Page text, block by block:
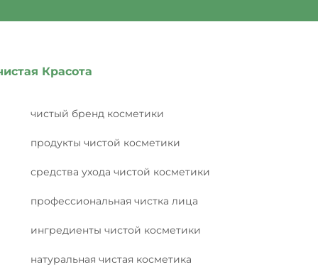
Красота
чистый бренд косметики
продукты чистой косметики
средства ухода чистой косметики
профессиональная чистка лица
ингредиенты чистой косметики
натуральная чистая косметика